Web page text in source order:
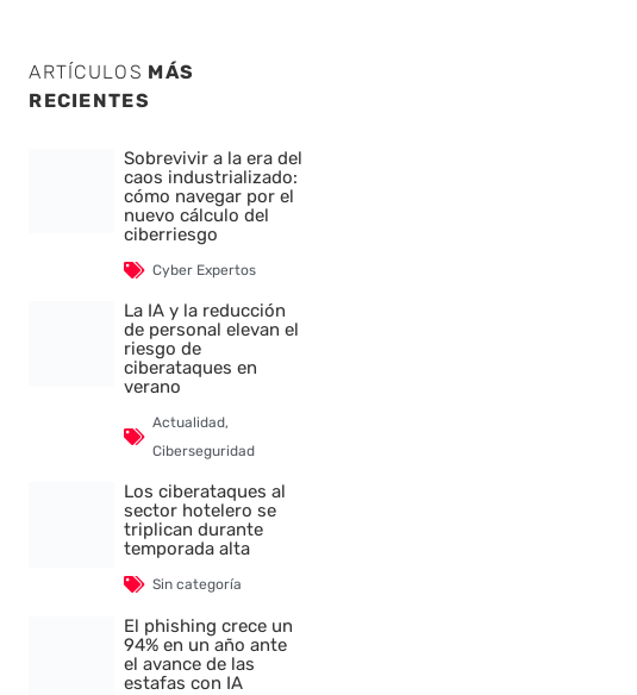
ARTÍCULOS MÁS
RECIENTES
Sobrevivir a la era del
caos industrializado:
cómo navegar por el
nuevo cálculo del
ciberriesgo
Cyber Expertos
La IA y la reducción
de personal elevan el
riesgo de
ciberataques en
verano
Actualidad,
Ciberseguridad
Los ciberataques al
sector hotelero se
triplican durante
temporada alta
Sin categoría
El phishing crece un
94% en un año ante
el avance de las
estafas con IA